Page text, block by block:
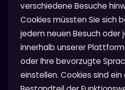
verschiedene Besuche
Cookies müssten Sie sich
jedem neuen Besuch oder
innerhalb unserer
oder Ihre bevorzugte
einstellen. Cookies sind